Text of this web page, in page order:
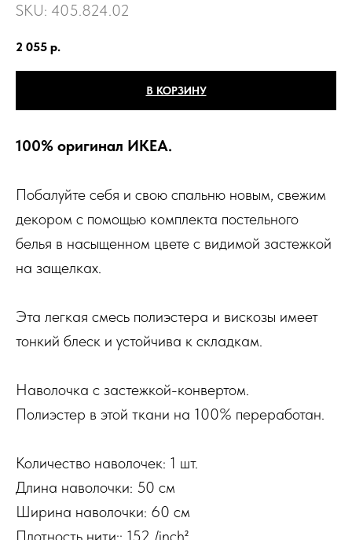
SKU: 405.824.02
2 055 р.
В КОРЗИНУ
100% оригинал ИКЕА.
Побалуйте себя и свою спальню новым, свежим
декором с помощью комплекта постельного
белья в насыщенном цвете с видимой застежкой
на защелках.
Эта легкая смесь полиэстера и вискозы имеет
тонкий блеск и устойчива к складкам.
Наволочка с застежкой-конвертом.
Полиэстер в этой ткани на 100% переработан.
Количество наволочек: 1 шт.
Длина наволочки: 50 см
Ширина наволочки: 60 см
Плотность нити:: 152 /inch²